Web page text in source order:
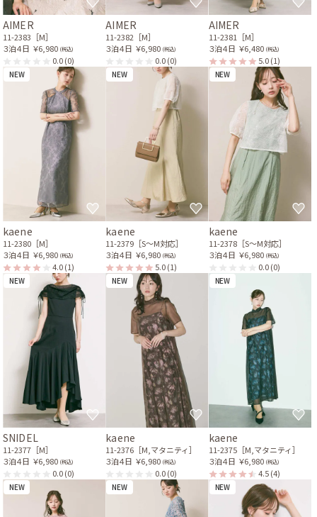
AIMER
11-2383［M］
３泊４日 ￥6,980 (税込)
0.0(0)
AIMER
11-2382［M］
３泊４日 ￥6,980 (税込)
0.0(0)
AIMER
11-2381［M］
３泊４日 ￥6,480 (税込)
5.0(1)
NEW
kaene
11-2380［M］
３泊４日 ￥6,980 (税込)
4.0(1)
NEW
kaene
11-2379［S〜M対応］
３泊４日 ￥6,980 (税込)
5.0(1)
NEW
kaene
11-2378［S〜M対応］
３泊４日 ￥6,980 (税込)
0.0(0)
NEW
SNIDEL
11-2377［M］
３泊４日 ￥6,980 (税込)
0.0(0)
NEW
kaene
11-2376［M,マタニティ］
３泊４日 ￥6,980 (税込)
0.0(0)
NEW
kaene
11-2375［M,マタニティ］
３泊４日 ￥6,980 (税込)
4.5(4)
NEW NEW NEW